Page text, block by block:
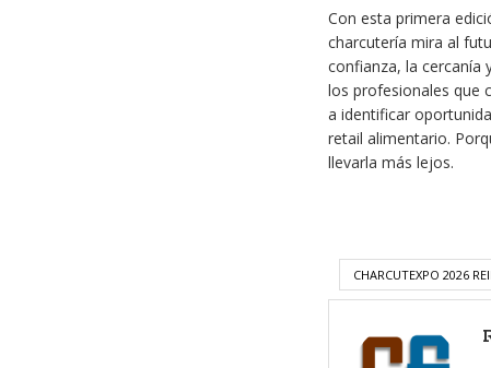
Con esta primera
charcutería mira al
confianza, la cercanía
los profesionales que
a identificar
retail alimentario.
llevarla más lejos.
CHARCUTEXPO 2026